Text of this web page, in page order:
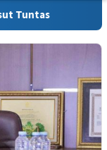
Isyal Aprisal